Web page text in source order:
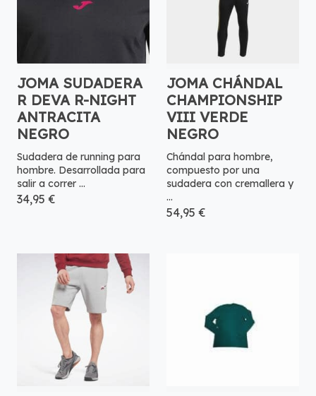
JOMA SUDADERA
R DEVA R-NIGHT
ANTRACITA
NEGRO
Sudadera de running para
hombre. Desarrollada para
salir a correr ...
34,95 €
JOMA CHÁNDAL
CHAMPIONSHIP
VIII VERDE
NEGRO
Chándal para hombre,
compuesto por una
sudadera con cremallera y
...
54,95 €